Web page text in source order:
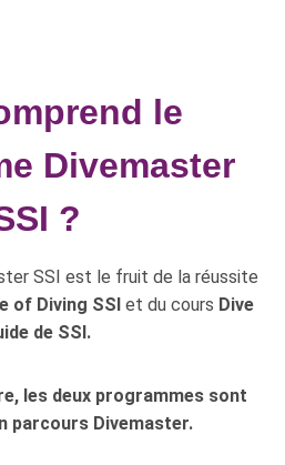
le
Divemaster
?
SSI est le fruit de la réussite
of Diving SSI et du cours Dive
de SSI.
les deux programmes sont
parcours Divemaster.